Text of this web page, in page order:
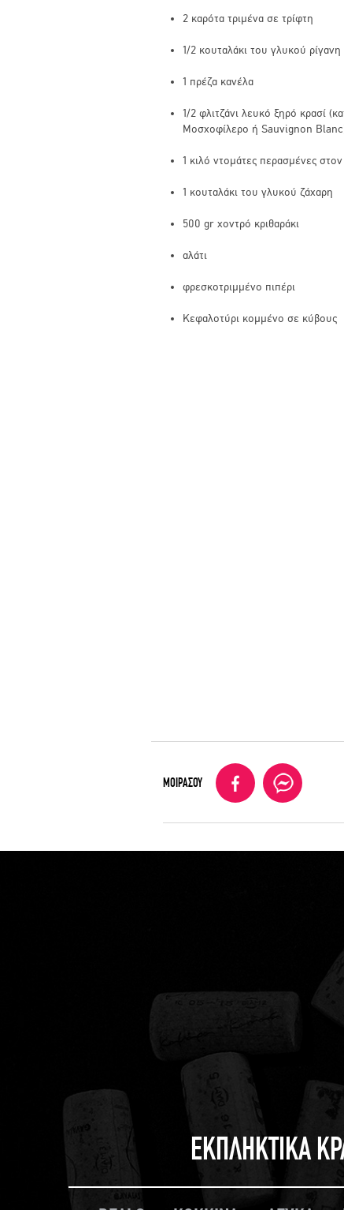
2 καρότα τριμένα σε τρίφτη
1/2 κουταλάκι του γλυκού ρίγανη
1 πρέζα κανέλα
1/2 φλιτζάνι λευκό ξηρό κρασί
Mοσχοφίλερο ή Sauvignon
1 κιλό ντομάτες περασμένες στον
1 κουταλάκι του γλυκού ζάχαρη
500 gr χοντρό κριθαράκι
αλάτι
φρεσκοτριμμένο πιπέρι
Κεφαλοτύρι κομμένο σε κύβους
ΜΟΙΡΑΣΟΥ
ΕΚΠΛΗΚΤΙΚΑ